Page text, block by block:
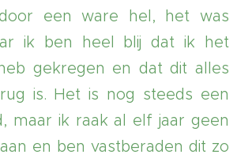
een ware hel, het was
ik ben heel blij dat ik het
gekregen en dat dit alles
is. Het is nog steeds een
maar ik raak al elf jaar geen
en ben vastberaden dit zo